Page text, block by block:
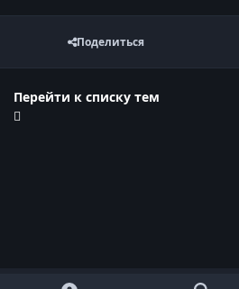
Поделиться
Перейти к списку тем